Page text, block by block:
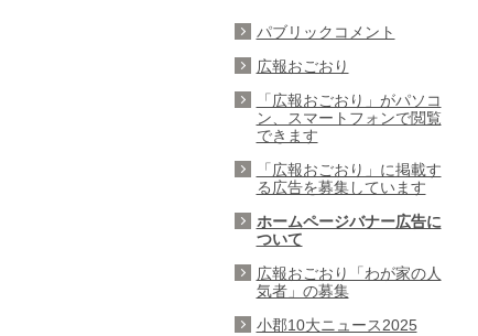
パブリックコメント
広報おごおり
「広報おごおり」がパソコ
ン、スマートフォンで閲覧
できます
「広報おごおり」に掲載す
る広告を募集しています
ホームページバナー広告に
ついて
広報おごおり「わが家の人
気者」の募集
小郡10大ニュース2025